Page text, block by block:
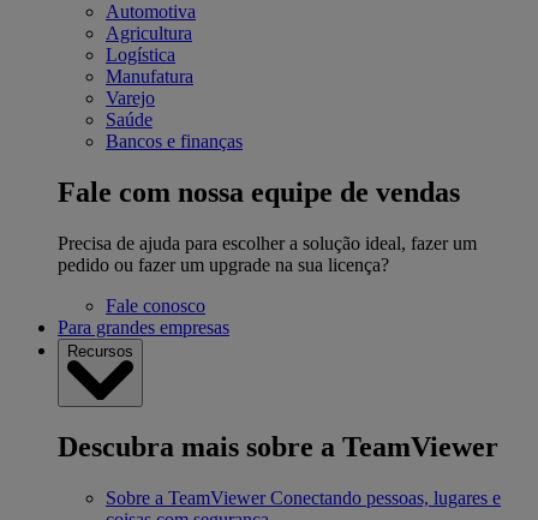
Automotiva
Agricultura
Logística
Manufatura
Varejo
Saúde
Bancos e finanças
Fale com nossa equipe de vendas
Precisa de ajuda para escolher a solução ideal, fazer um
pedido ou fazer um upgrade na sua licença?
Fale conosco
Para grandes empresas
Recursos
Descubra mais sobre a TeamViewer
Sobre a TeamViewer Conectando pessoas, lugares e